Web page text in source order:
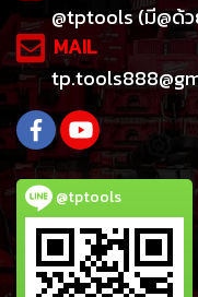
@tptools (มี@ด้
MAIL
@tptools